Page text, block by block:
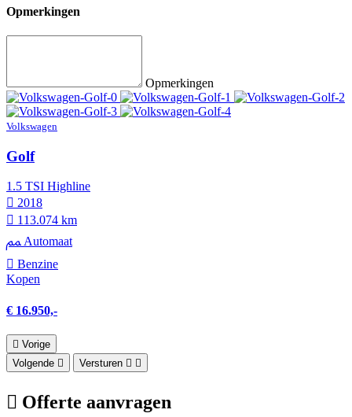
Opmerkingen
Opmerkingen
Volkswagen
Golf
1.5 TSI Highline
2018
113.074 km
Automaat
Benzine
Kopen
€ 16.950,-
Vorige
Volgende
Versturen
Offerte aanvragen